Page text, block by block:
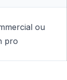
ou
pro